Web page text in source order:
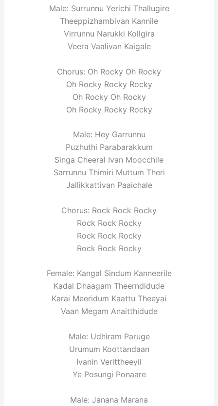
Male: Surrunnu Yerichi Thallugire
Theeppizhambivan Kannile
Virrunnu Narukki Kollgira
Veera Vaalivan Kaigale
Chorus: Oh Rocky Oh Rocky
Oh Rocky Rocky Rocky
Oh Rocky Oh Rocky
Oh Rocky Rocky Rocky
Male: Hey Garrunnu
Puzhuthi Parabarakkum
Singa Cheeral Ivan Moocchile
Sarrunnu Thimiri Muttum Theri
Jallikkattivan Paaichale
Chorus: Rock Rock Rocky
Rock Rock Rocky
Rock Rock Rocky
Rock Rock Rocky
Female: Kangal Sindum Kanneerile
Kadal Dhaagam Theerndidude
Karai Meeridum Kaattu Theeyai
Vaan Megam Anaitthidude
Male: Udhiram Paruge
Urumum Koottandaan
Ivanin Verittheeyil
Ye Posungi Ponaare
Male: Janana Marana